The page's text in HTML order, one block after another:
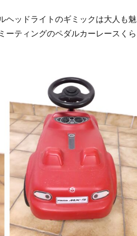
ヘッドライトのギミックは大人も魅
ーティングのペダルカーレースくら